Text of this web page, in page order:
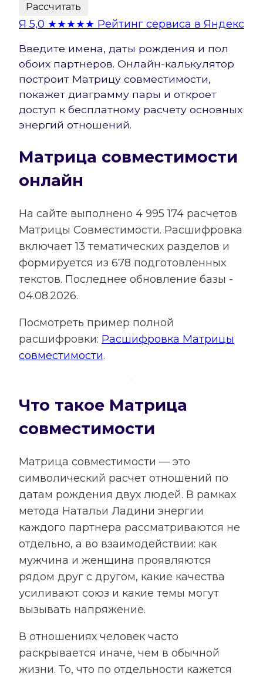
Рассчитать
Я 5,0 ★★★★★ Рейтинг сервиса в Яндекс
Введите имена, даты рождения и пол
обоих партнеров. Онлайн-калькулятор
построит Матрицу совместимости,
покажет диаграмму пары и откроет
доступ к бесплатному расчету основных
энергий отношений.
Матрица совместимости
онлайн
На сайте выполнено 4 995 174 расчетов
Матрицы Совместимости. Расшифровка
включает13 тематических разделов и
формируется из 678 подготовленных
текстов. Последнее обновление базы -
04.08.2026.
Посмотреть пример полной
расшифровки: Расшифровка Матрицы
совместимости.
Что такое Матрица
совместимости
Матрица совместимости — это
символический расчет отношений по
датам рождения двух людей. В рамках
метода Натальи Ладини энергии
каждого партнера рассматриваются не
отдельно, а во взаимодействии: как
мужчина и женщина проявляются
рядом друг с другом, какие качества
усиливают союз и какие темы могут
вызывать напряжение.
В отношениях человек часто
раскрывается иначе, чем в обычной
жизни. То, что по отдельности кажется